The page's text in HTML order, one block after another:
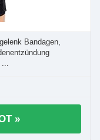
Bandagen,
...
»